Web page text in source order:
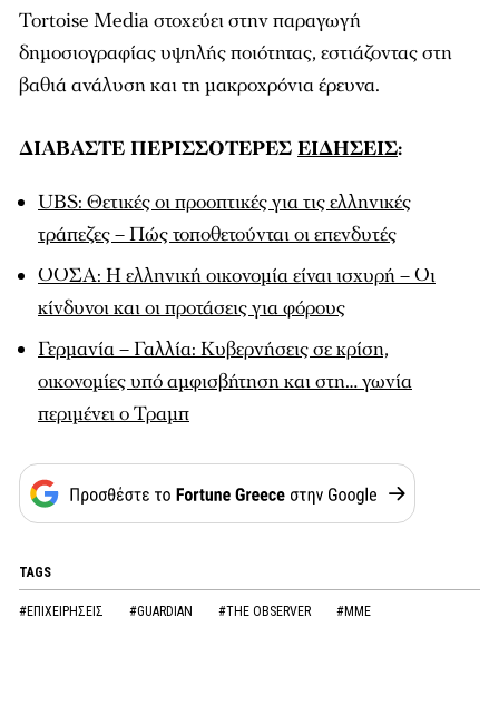
Tortoise Media στοχεύει στην παραγωγή
δημοσιογραφίας υψηλής ποιότητας, εστιάζοντας στη
βαθιά ανάλυση και τη μακροχρόνια έρευνα.
ΔΙΑΒΑΣΤΕ ΠΕΡΙΣΣΟΤΕΡΕΣ ΕΙΔΗΣΕΙΣ:
UBS: Θετικές οι προοπτικές για τις ελληνικές
τράπεζες – Πώς τοποθετούνται οι επενδυτές
ΟΟΣΑ: Η ελληνική οικονομία είναι ισχυρή – Οι
κίνδυνοι και οι προτάσεις για φόρους
Γερμανία – Γαλλία: Κυβερνήσεις σε κρίση,
οικονομίες υπό αμφισβήτηση και στη… γωνία
περιμένει ο Τραμπ
TAGS
#ΕΠΙΧΕΙΡΗΣΕΙΣ #GUARDIAN #THE OBSERVER #ΜΜΕ